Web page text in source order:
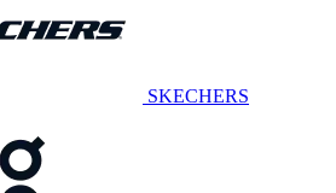
SKECHERS